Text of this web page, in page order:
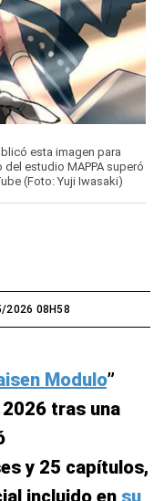
esta imagen para
estudio MAPPA superó
(Foto: Yuji Iwasaki)
2026 08H58
Modulo”
tras una
y 25 capítulos,